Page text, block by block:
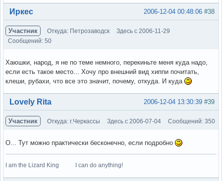
Вне форума #38
2006-12-04 00:48:06
Иркес
Участник Откуда: Петрозаводск
Здесь с 2006-11-29
Сообщений: 50
Хаюшки, народ, я не по теме немного, перекиньте меня куда надо,
если есть такое место... Хочу про внешний вид хиппи почитать,
клеши, рубахи, что все это значит, почему, откуда. И куда
Вне форума #39
2006-12-04 13:30:39
Lovely Rita
Участник Откуда: г.Черкассы Здесь с 2006-07-04 Сообщений: 350
О... Тут можно практически бесконечно, если подробно
I am the Lizard King I can do anything!